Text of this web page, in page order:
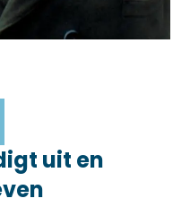
uit en